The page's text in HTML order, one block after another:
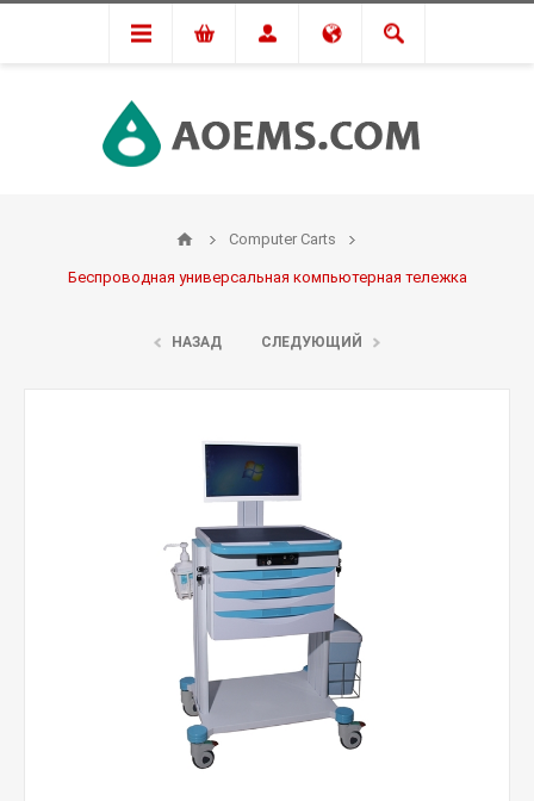
Computer Carts
Беспроводная универсальная компьютерная тележка
НАЗАД СЛЕДУЮЩИЙ